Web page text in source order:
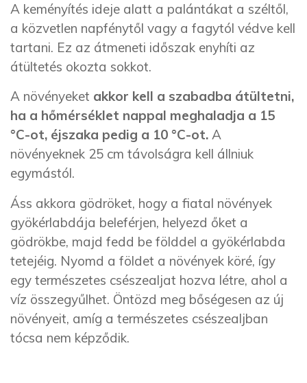
A keményítés ideje alatt a palántákat a széltől,
a közvetlen napfénytől vagy a fagytól védve kell
tartani. Ez az átmeneti időszak enyhíti az
átültetés okozta sokkot.
A növényeket akkor kell a szabadba átültetni,
ha a hőmérséklet nappal meghaladja a 15
°C-ot, éjszaka pedig a 10 °C-ot. A
növényeknek 25 cm távolságra kell állniuk
egymástól.
Áss akkora gödröket, hogy a fiatal növények
gyökérlabdája beleférjen, helyezd őket a
gödrökbe, majd fedd be földdel a gyökérlabda
tetejéig. Nyomd a földet a növények köré, így
egy természetes csészealjat hozva létre, ahol a
víz összegyűlhet. Öntözd meg bőségesen az új
növényeit, amíg a természetes csészealjban
tócsa nem képződik.